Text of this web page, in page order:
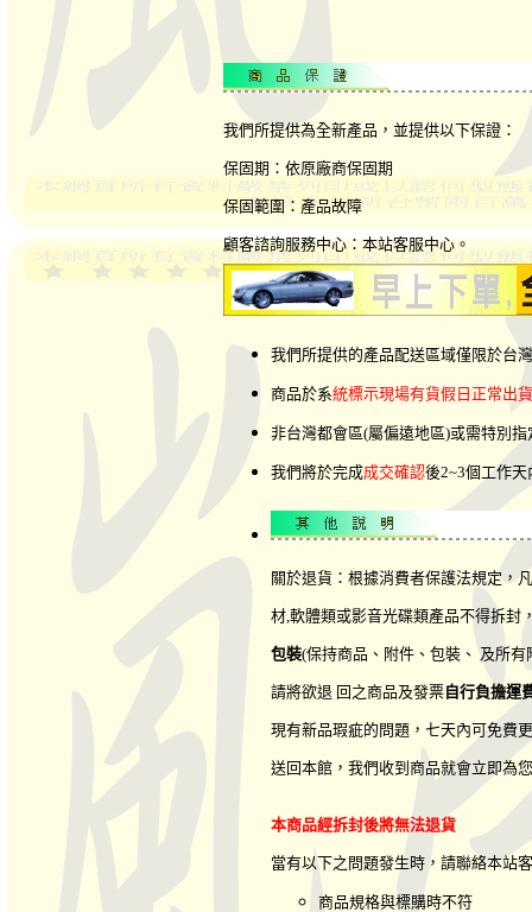
我們所提供為全新產品，並提供以下保證：
保固期：依原廠商保固期
保固範圍：產品故障
顧客諮詢服務中心：本站客服中心。
我們所提供的產品配送區域僅限於台
商品於系統標示現場有貨假日正常出貨
非台灣都會區(屬偏遠地區)或需特別
我們將於完成成交確認後2~3個工作
關於退貨：根據消費者保護法規定，
材,軟體類或影音光碟類產品不得拆封
包裝(保持商品、附件、包裝、 及所
請將欲退 回之商品及發票自行負擔運
現有新品瑕疵的問題，七天內可免費
送回本館，我們收到商品就會立即為
本商品經拆封後將無法退貨
當有以下之問題發生時，請聯絡本站
商品規格與標購時不符